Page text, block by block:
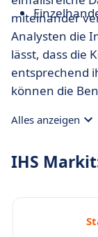
miteinander
Analysten die
lässt, dass die
entsprechend
können die
treffen.
Alles anzeigen
IHS